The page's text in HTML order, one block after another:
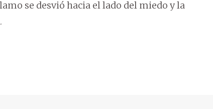
se desvió hacia el lado del miedo y la